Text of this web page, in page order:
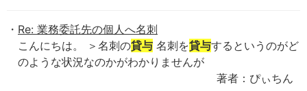
Re: 業務委託先の個人へ名刺
こんにちは。 ＞名刺の貸与 名刺を貸与するというのがど
のような状況なのかがわかりませんが
著者：ぴぃちん